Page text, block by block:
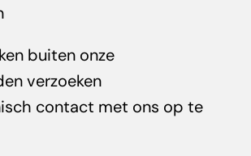
buiten onze
verzoeken
contact met ons op te